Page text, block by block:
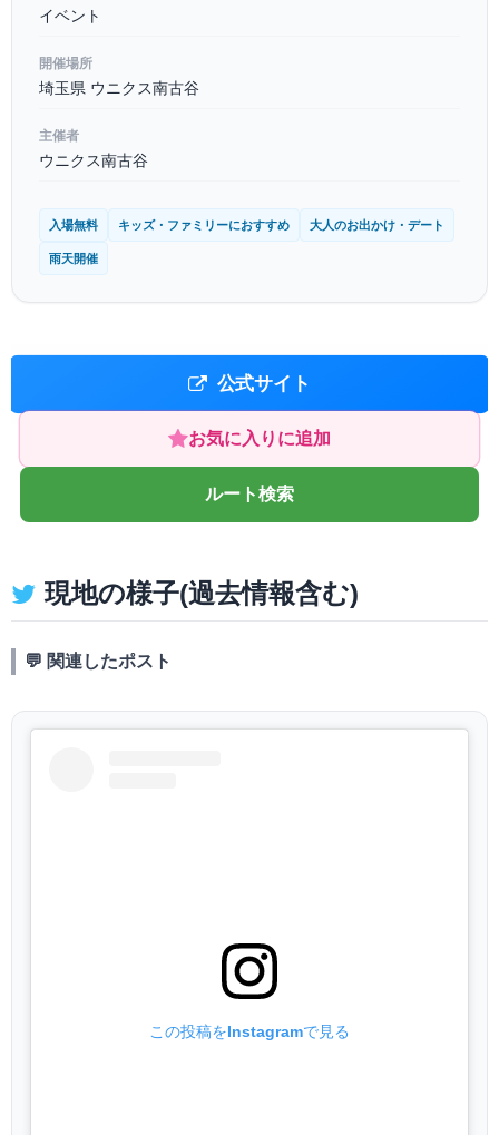
イベント
開催場所
埼玉県 ウニクス南古谷
主催者
ウニクス南古谷
入場無料 キッズ・ファミリーにおすすめ 大人のお出かけ・デート
雨天開催
公式サイト
お気に入りに追加
ルート検索
現地の様子(過去情報含む)
💬 関連したポスト
この投稿をInstagramで見る